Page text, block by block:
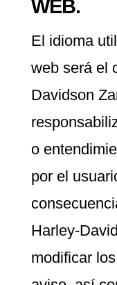
WEB.
El idioma
web será el
Davidson
o
por el
Harley-
modificar